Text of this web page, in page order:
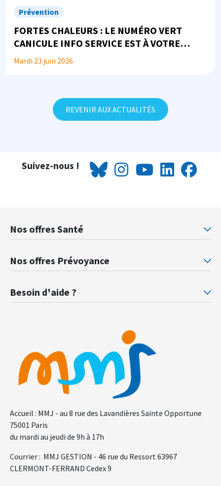
Prévention
FORTES CHALEURS : LE NUMÉRO VERT
CANICULE INFO SERVICE EST À VOTRE
DISPOSITION
Mardi 23 juin 2026
REVENIR AUX ACTUALITÉS
Suivez-nous !
Accueil : MMJ - au 8 rue des Lavandières Sainte Opportune
75001 Paris
du mardi au jeudi de 9h à 17h
Courrier : MMJ GESTION - 46 rue du Ressort 63967
CLERMONT-FERRAND Cedex 9
Nos offres Santé
Mutuelle santé Retraités justice
Nos offres Prévoyance
Besoin d'aide ?